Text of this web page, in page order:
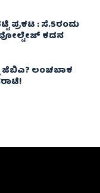
ಪ್ರಕಟ : ಸೆ.5ರಂದು
ಕದನ
ಜಿಬಿಎ? ಲಂಚಬಾಕ